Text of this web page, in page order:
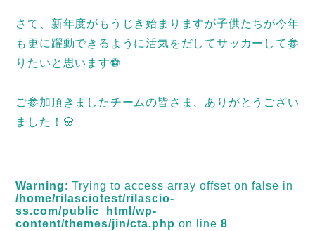
さて、新年度がもうじき始まりますが子供たちが今年
も更に躍動できるように活気をだしてサッカーして参
りたいと思います⚽
ご参加頂きましたチームの皆さま、ありがとうござい
ました！🌸
Warning: Trying to access array offset on false in
/home/rilasciotest/rilascio-
ss.com/public_html/wp-
content/themes/jin/cta.php on line8